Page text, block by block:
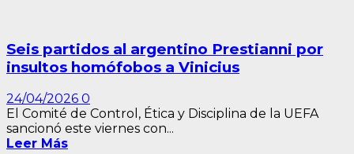
Seis partidos al argentino Prestianni por
insultos homófobos a Vinicius
24/04/2026 0
El Comité de Control, Ética y Disciplina de la UEFA
sancionó este viernes con...
Leer Más